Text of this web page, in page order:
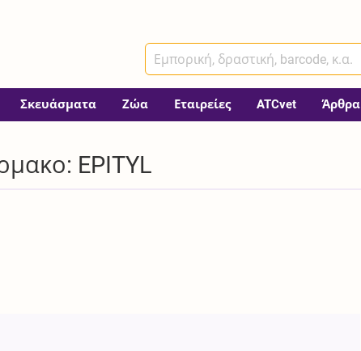
Σκευάσματα Ζώα Εταιρείες ATCvet Άρθρα
EPITYL